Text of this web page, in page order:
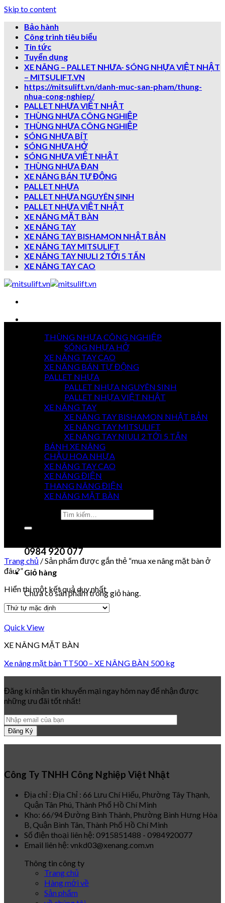
Skip to content
Bảo hành
Công trình tiêu biểu
Tin tức
Tuyển dụng
XE NÂNG – PALLET NHƯA- SÓNG NHỰA VIỆT NHẬT
– MITSULIFT.VN
https://mitsulift.vn/danh-muc-san-pham/thung-
nhua-cong-nghiep/
PALLET NHỰA VIỆT NHẬT
THÙNG NHỰA CÔNG NGHIỆP
THÙNG NHỰA CÔNG NGHIỆP
SÓNG NHỰA BÍT
SÓNG NHỰA HỞ
SÓNG NHƯA VIỆT NHẬT
THÙNG NHỰA ĐAN
XE NÂNG BÁN TỰ ĐỘNG
PALLET NHỰA
PALLET NHỰA NGUYÊN SINH
PALLET NHỰA VIỆT NHẬT
XE NÂNG MẶT BÀN
XE NÂNG TAY
XE NÂNG TAY BISHAMON NHẬT BẢN
XE NÂNG TAY MITSULIFT
XE NÂNG TAY NIULI 2 TỚI 5 TẤN
XE NÂNG TAY CAO
7 NGÀY
TOÀN QUỐC
THANH TOÁN
KHI NHẬN HÀNG
TỐT NHẤT
0915 851 488
0984 920 077
Giỏ hàng
Chưa có sản phẩm trong giỏ hàng.
THÙNG NHỰA CÔNG NGHIỆP
SÓNG NHỰA HỞ
XE NÂNG TAY CAO
XE NÂNG BÁN TỰ ĐỘNG
PALLET NHỰA
PALLET NHỰA NGUYÊN SINH
PALLET NHỰA VIỆT NHẬT
XE NÂNG TAY
XE NÂNG TAY BISHAMON NHẬT BẢN
XE NÂNG TAY MITSULIFT
XE NÂNG TAY NIULI 2 TỚI 5 TẤN
BÁNH XE NÂNG
CHẬU HOA NHỰA
XE NÂNG TAY CAO
XE NÂNG ĐIỆN
THANG NÂNG ĐIỆN
XE NÂNG MẶT BÀN
Trang chủ /Sản phẩm được gắn thẻ “mua xe nâng mặt bàn ở
đâu?”
Hiển thị một kết quả duy nhất
Quick View
XE NÂNG MẶT BÀN
Xe nâng mặt bàn TT500 – XE NÂNG BÀN 500 kg
Đăng kí nhận tin khuyến mại ngay hôm nay để nhận được
những ưu đãi tốt nhất!
Công Ty TNHH Công Nghiệp Việt Nhật
Địa chỉ : Địa Chỉ : 66 Lưu Chí Hiếu, Phường Tây Thạnh,
Quận Tân Phú, Thành Phố Hồ Chí Minh
Kho: 66/94 Đường Bình Thành, Phường Bình Hưng Hòa
B, Quận Bình Tân, Thành Phố Hồ Chí Minh
Số điện thoại liên hệ: 0915851488 - 0984920077
Email liên hệ: vnkd03@xenang.com.vn
Thông tin công ty
Trang chủ
Hàng mới về
Sản phẩm